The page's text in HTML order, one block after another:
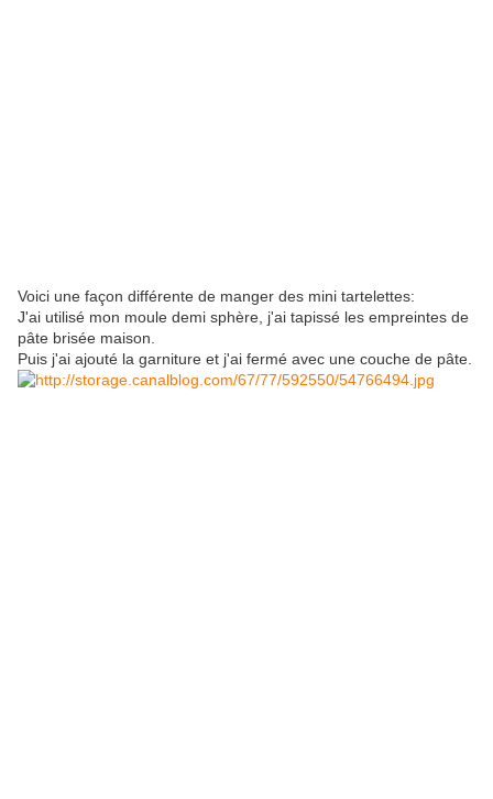
Voici une façon différente de manger des mini tartelettes:
J'ai utilisé mon moule demi sphère, j'ai tapissé les empreintes de
pâte brisée maison.
Puis j'ai ajouté la garniture et j'ai fermé avec une couche de pâte.